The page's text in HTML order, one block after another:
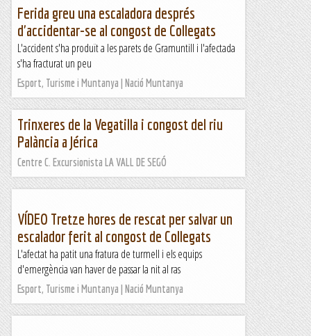
Ferida greu una escaladora després
d'accidentar-se al congost de Collegats
L'accident s'ha produït a les parets de Gramuntill i l'afectada
s'ha fracturat un peu
Esport, Turisme i Muntanya | Nació Muntanya
Trinxeres de la Vegatilla i congost del riu
Palància a Jérica
Centre C. Excursionista LA VALL DE SEGÓ
VÍDEO Tretze hores de rescat per salvar un
escalador ferit al congost de Collegats
L'afectat ha patit una fratura de turmell i els equips
d'emergència van haver de passar la nit al ras
Esport, Turisme i Muntanya | Nació Muntanya